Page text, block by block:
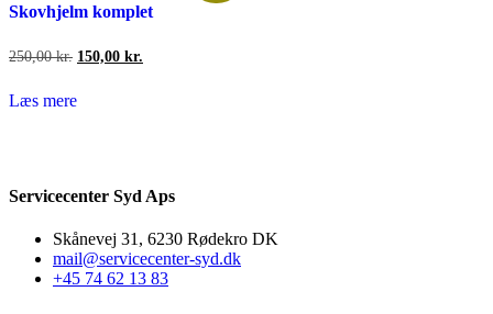
Skovhjelm komplet
250,00kr. Den
var:
150,00 kr.
Læs mere
Servicecenter Syd Aps
Skånevej 31, 6230 Rødekro DK
mail@servicecenter-syd.dk
+45 74 62 13 83